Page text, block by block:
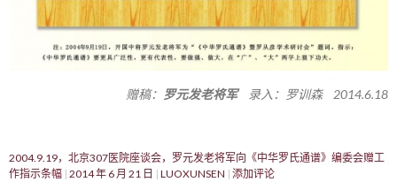
赠稿： 罗元发老将军录入：罗训森 2014.6.18
2004.9.19，北京307医院座谈会，罗元发老将军向《中华罗氏通谱》编委会赠工
作指示条幅 2014 年 6 月 21 日 LUOXUNSEN 添加评论